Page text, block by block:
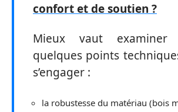
confort et de soutien ?
Mieux vaut
quelques points
s’engager :
la robustesse du matériau (bois